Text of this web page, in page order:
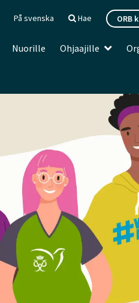
På svenska Hae ORB
Nuorille Ohjaajille